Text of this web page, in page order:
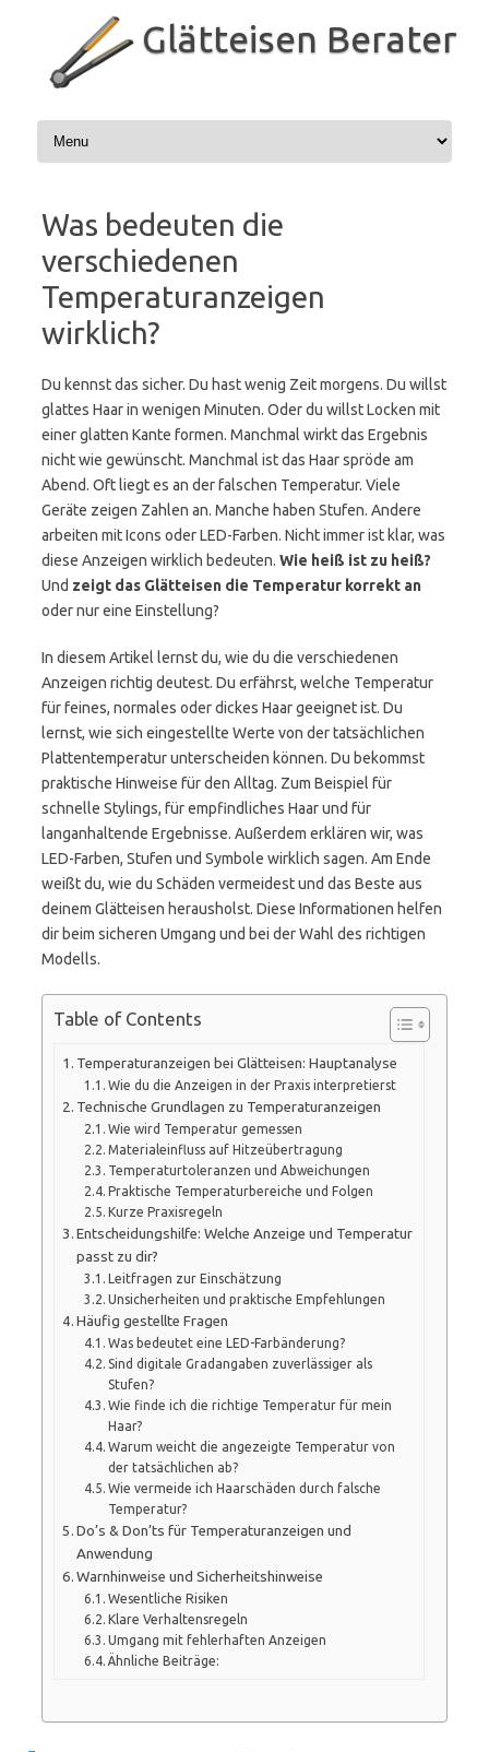
Glätteisen Berater
Was bedeuten die
verschiedenen
Temperaturanzeigen
wirklich?
Du kennst das sicher. Du hast wenig Zeit morgens. Du willst
glattes Haar in wenigen Minuten. Oder du willst Locken mit
einer glatten Kante formen. Manchmal wirkt das Ergebnis
nicht wie gewünscht. Manchmal ist das Haar spröde am
Abend. Oft liegt es an der falschen Temperatur. Viele
Geräte zeigen Zahlen an. Manche haben Stufen. Andere
arbeiten mit Icons oder LED-Farben. Nicht immer ist klar, was
diese Anzeigen wirklich bedeuten. Wie heiß ist zu heiß?
Und zeigt das Glätteisen die Temperatur korrekt an
oder nur eine Einstellung?
In diesem Artikel lernst du, wie du die verschiedenen
Anzeigen richtig deutest. Du erfährst, welche Temperatur
für feines, normales oder dickes Haar geeignet ist. Du
lernst, wie sich eingestellte Werte von der tatsächlichen
Plattentemperatur unterscheiden können. Du bekommst
praktische Hinweise für den Alltag. Zum Beispiel für
schnelle Stylings, für empfindliches Haar und für
langanhaltende Ergebnisse. Außerdem erklären wir, was
LED-Farben, Stufen und Symbole wirklich sagen. Am Ende
weißt du, wie du Schäden vermeidest und das Beste aus
deinem Glätteisen herausholst. Diese Informationen helfen
dir beim sicheren Umgang und bei der Wahl des richtigen
Modells.
Table of Contents
Temperaturanzeigen bei Glätteisen: Hauptanalyse
Wie du die Anzeigen in der Praxis interpretierst
Technische Grundlagen zu Temperaturanzeigen
Wie wird Temperatur gemessen
Materialeinfluss auf Hitzeübertragung
Temperaturtoleranzen und Abweichungen
Praktische Temperaturbereiche und Folgen
Kurze Praxisregeln
Entscheidungshilfe: Welche Anzeige und Temperatur
passt zu dir?
Leitfragen zur Einschätzung
Unsicherheiten und praktische Empfehlungen
Häufig gestellte Fragen
Was bedeutet eine LED-Farbänderung?
Sind digitale Gradangaben zuverlässiger als
Stufen?
Wie finde ich die richtige Temperatur für mein
Haar?
Warum weicht die angezeigte Temperatur von
der tatsächlichen ab?
Wie vermeide ich Haarschäden durch falsche
Temperatur?
Do’s & Don’ts für Temperaturanzeigen und
Anwendung
Warnhinweise und Sicherheitshinweise
Wesentliche Risiken
Klare Verhaltensregeln
Umgang mit fehlerhaften Anzeigen
Ähnliche Beiträge: